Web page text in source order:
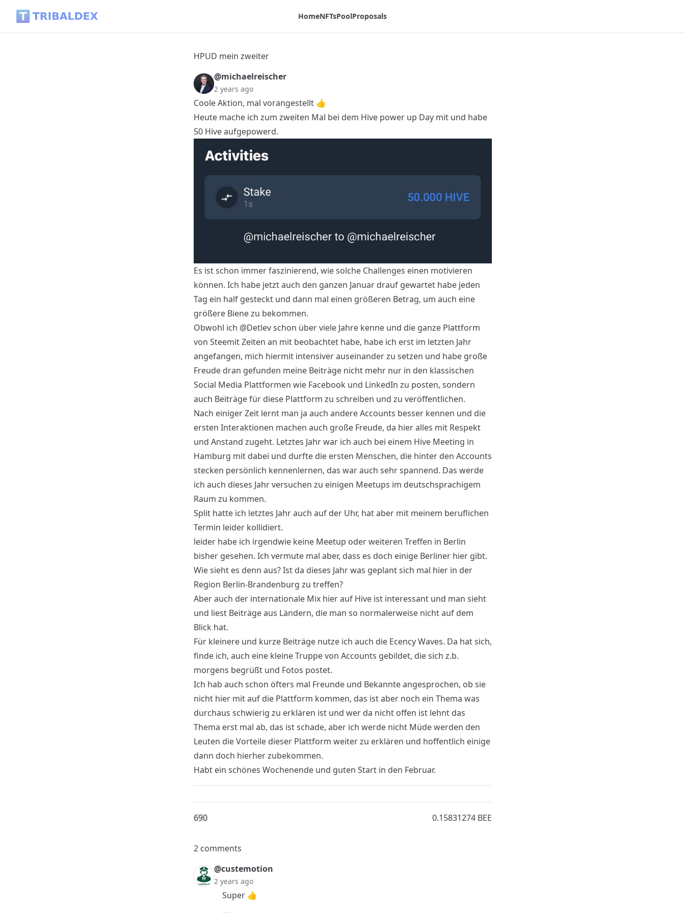
HomeNFTsPoolProposals
HPUD mein zweiter
@michaelreischer
2 years ago
Coole Aktion, mal vorangestellt 👍
Heute mache ich zum zweiten Mal bei dem Hive power up Day mit und habe
50 Hive aufgepowerd.
Es ist schon immer faszinierend, wie solche Challenges einen motivieren
können. Ich habe jetzt auch den ganzen Januar drauf gewartet habe jeden
Tag ein half gesteckt und dann mal einen größeren Betrag, um auch eine
größere Biene zu bekommen.
Obwohl ich @Detlevschon über viele Jahre kenne und die ganze Plattform
von Steemit Zeiten an mit beobachtet habe, habe ich erst im letzten Jahr
angefangen, mich hiermit intensiver auseinander zu setzen und habe große
Freude dran gefunden meine Beiträge nicht mehr nur in den klassischen
Social Media Plattformen wie Facebook und LinkedIn zu posten, sondern
auch Beiträge für diese Plattform zu schreiben und zu veröffentlichen.
Nach einiger Zeit lernt man ja auch andere Accounts besser kennen und die
ersten Interaktionen machen auch große Freude, da hier alles mit Respekt
und Anstand zugeht. Letztes Jahr war ich auch bei einem Hive Meeting in
Hamburg mit dabei und durfte die ersten Menschen, die hinter den Accounts
stecken persönlich kennenlernen, das war auch sehr spannend. Das werde
ich auch dieses Jahr versuchen zu einigen Meetups im deutschsprachigem
Raum zu kommen.
Split hatte ich letztes Jahr auch auf der Uhr, hat aber mit meinem beruflichen
Termin leider kollidiert.
leider habe ich irgendwie keine Meetup oder weiteren Treffen in Berlin
bisher gesehen. Ich vermute mal aber, dass es doch einige Berliner hier gibt.
Wie sieht es denn aus? Ist da dieses Jahr was geplant sich mal hier in der
Region Berlin-Brandenburg zu treffen?
Aber auch der internationale Mix hier auf Hive ist interessant und man sieht
und liest Beiträge aus Ländern, die man so normalerweise nicht auf dem
Blick hat.
Für kleinere und kurze Beiträge nutze ich auch die Ecency Waves. Da hat sich,
finde ich, auch eine kleine Truppe von Accounts gebildet, die sich z.b.
morgens begrüßt und Fotos postet.
Ich hab auch schon öfters mal Freunde und Bekannte angesprochen, ob sie
nicht hier mit auf die Plattform kommen, das ist aber noch ein Thema was
durchaus schwierig zu erklären ist und wer da nicht offen ist lehnt das
Thema erst mal ab, das ist schade, aber ich werde nicht Müde werden den
Leuten die Vorteile dieser Plattform weiter zu erklären und hoffentlich einige
dann doch hierher zubekommen.
Habt ein schönes Wochenende und guten Start in den Februar.
690 0.15831274 BEE
2 comments
@custemotion
2 years ago
Super 👍